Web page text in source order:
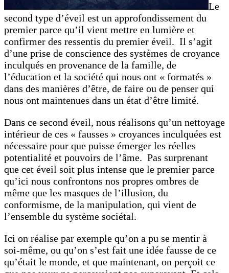
Le
second type d’éveil est un approfondissement du
premier parce qu’il vient mettre en lumière et
confirmer des ressentis du premier éveil. Il s’agit
d’une prise de conscience des systèmes de croyance
inculqués en provenance de la famille, de
l’éducation et la société qui nous ont « formatés »
dans des manières d’être, de faire ou de penser qui
nous ont maintenues dans un état d’être limité.
Dans ce second éveil, nous réalisons qu’un nettoyage
intérieur de ces « fausses » croyances inculquées est
nécessaire pour que puisse émerger les réelles
potentialité et pouvoirs de l’âme. Pas surprenant
que cet éveil soit plus intense que le premier parce
qu’ici nous confrontons nos propres ombres de
même que les masques de l’illusion, du
conformisme, de la manipulation, qui vient de
l’ensemble du système sociétal.
Ici on réalise par exemple qu’on a pu se mentir à
soi-même, ou qu’on s’est fait une idée fausse de ce
qu’était le monde, et que maintenant, on perçoit ce